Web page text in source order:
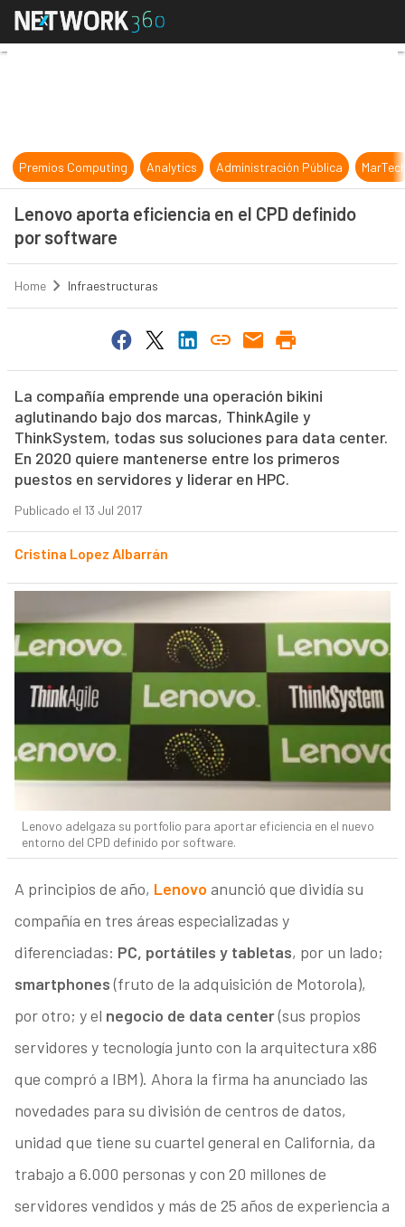
Lenovo aporta eficiencia en el
Premios Computing Analytics Administración Pública
Lenovo aporta eficiencia en el CPD definido
por software
Home Infraestructuras
La compañía emprende una operación bikini
aglutinando bajo dos marcas, ThinkAgile y
ThinkSystem, todas sus soluciones para data center.
En 2020 quiere mantenerse entre los primeros
puestos en servidores y liderar en HPC.
Publicado el 13 Jul 2017
Cristina Lopez Albarrán
Lenovo adelgaza su portfolio para aportar eficiencia en el nuevo
entorno del CPD definido por software.
A principios de año, Lenovo anunció que dividía su
compañía en tres áreas especializadas y
diferenciadas: PC, portátiles y tabletas, por un lado;
smartphones(fruto de la adquisición de Motorola),
por otro; y el negocio de data center(sus propios
servidores y tecnología junto con la arquitectura x86
que compró a IBM). Ahora la firma ha anunciado las
novedades para su división de centros de datos,
unidad que tiene su cuartel general en California, da
trabajo a 6.000 personas y con 20 millones de
servidores vendidos y más de 25 años de experiencia a